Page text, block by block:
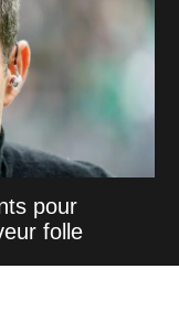
pour
folle